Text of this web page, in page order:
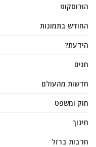
הורוסקופ
החודש בתמונות
הידעת?
חגים
חדשות מהעולם
חוק ומשפט
חינוך
חרבות ברזל